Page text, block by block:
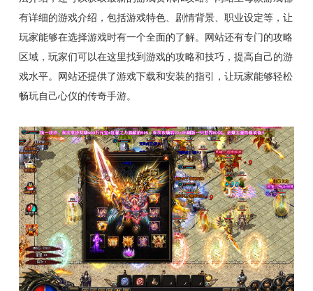
有详细的游戏介绍，包括游戏特色、剧情背景、职业设定等，让
玩家能够在选择游戏时有一个全面的了解。网站还有专门的攻略
区域，玩家们可以在这里找到游戏的攻略和技巧，提高自己的游
戏水平。网站还提供了游戏下载和安装的指引，让玩家能够轻松
畅玩自己心仪的传奇手游。